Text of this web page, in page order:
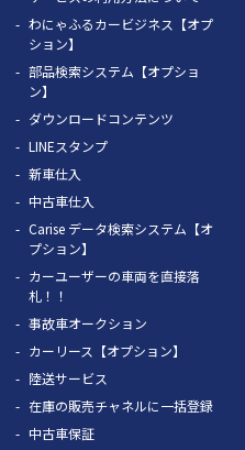
わにゃふるカービジネス【オプ
ション】
部品検索システム【オプショ
ン】
ダウンロードコンテンツ
LINEスタンプ
新車仕入
中古車仕入
Carise データ検索システム【オ
プション】
カーユーザーの車両を直接落
札！！
事故車オークション
カーリース【オプション】
陸送サービス
在庫の販売チャネルに一括登録
中古車保証